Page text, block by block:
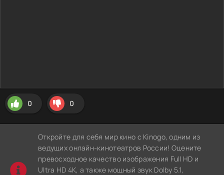
0 0
Откройте для себя мир кино с Kinogo, одним из
ведущих онлайн-кинотеатров России! Оцените
превосходное качество изображения Full HD и
Ultra HD 4K, а также мощный звук Dolby 5.1,